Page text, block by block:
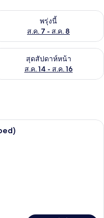
ค. 6 - ส.ค. 7พรุ่งนี้
ส.ค. 7 - ส.ค. 8
วจสอบจำนวนห้องพักว่างใน
าห์นี้ ส.ค. 7 - ส.ค. 9
สุดสัปดาห์หน้า
ส.ค. 14 - ส.ค. 16
วจสอบจำนวนห้องพักว่างใน
สแตนดาร์ด, ปลอดบุหรี่ (with